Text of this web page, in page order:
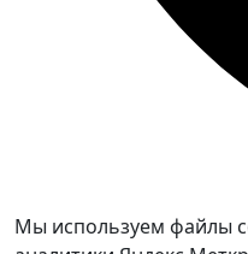
Мы используем файлы